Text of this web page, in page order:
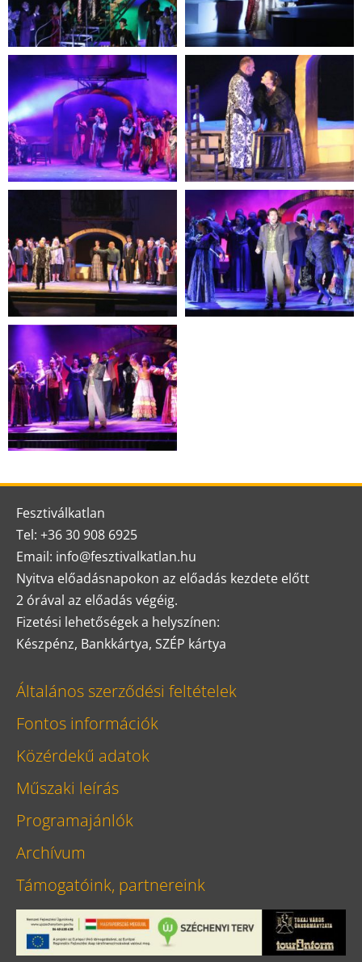
Fesztiválkatlan
Tel: +36 30 908 6925
Email: info@fesztivalkatlan.hu
Nyitva előadásnapokon az előadás kezdete előtt
2 órával az előadás végéig.
Fizetési lehetőségek a helyszínen:
Készpénz, Bankkártya, SZÉP kártya
Általános szerződési feltételek
Fontos információk
Közérdekű adatok
Műszaki leírás
Programajánlók
Archívum
Támogatóink, partnereink